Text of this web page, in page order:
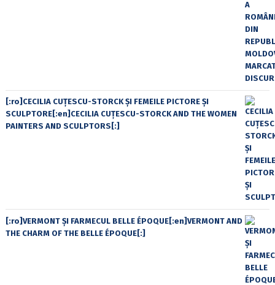
[:ro]CECILIA CUŢESCU-STORCK ŞI FEMEILE PICTORE ŞI
SCULPTORE[:en]CECILIA CUŢESCU-STORCK AND THE WOMEN
PAINTERS AND SCULPTORS[:]
[:ro]VERMONT ȘI FARMECUL BELLE ÉPOQUE[:en]VERMONT AND
THE CHARM OF THE BELLE ÉPOQUE[:]